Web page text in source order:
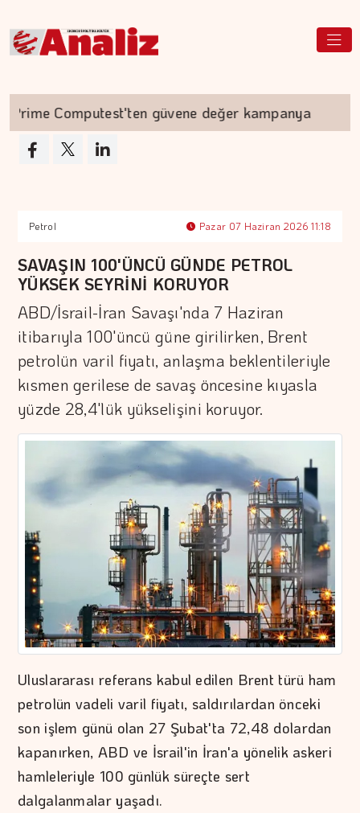
Computest'ten güvene değer kampanya
Petrol Pazar 07 Haziran 2026 11:18
SAVAŞIN 100'ÜNCÜ GÜNDE PETROL
YÜKSEK SEYRİNİ KORUYOR
ABD/İsrail-İran Savaşı'nda 7 Haziran
itibarıyla 100'üncü güne girilirken, Brent
petrolün varil fiyatı, anlaşma beklentileriyle
kısmen gerilese de savaş öncesine kıyasla
yüzde 28,4'lük yükselişini koruyor.
Uluslararası referans kabul edilen Brent türü ham
petrolün vadeli varil fiyatı, saldırılardan önceki
son işlem günü olan 27 Şubat'ta 72,48 dolardan
kapanırken, ABD ve İsrail'in İran'a yönelik askeri
hamleleriyle 100 günlük süreçte sert
dalgalanmalar yaşadı.